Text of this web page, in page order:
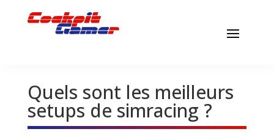
Quels sont les meilleurs
setups de simracing ?